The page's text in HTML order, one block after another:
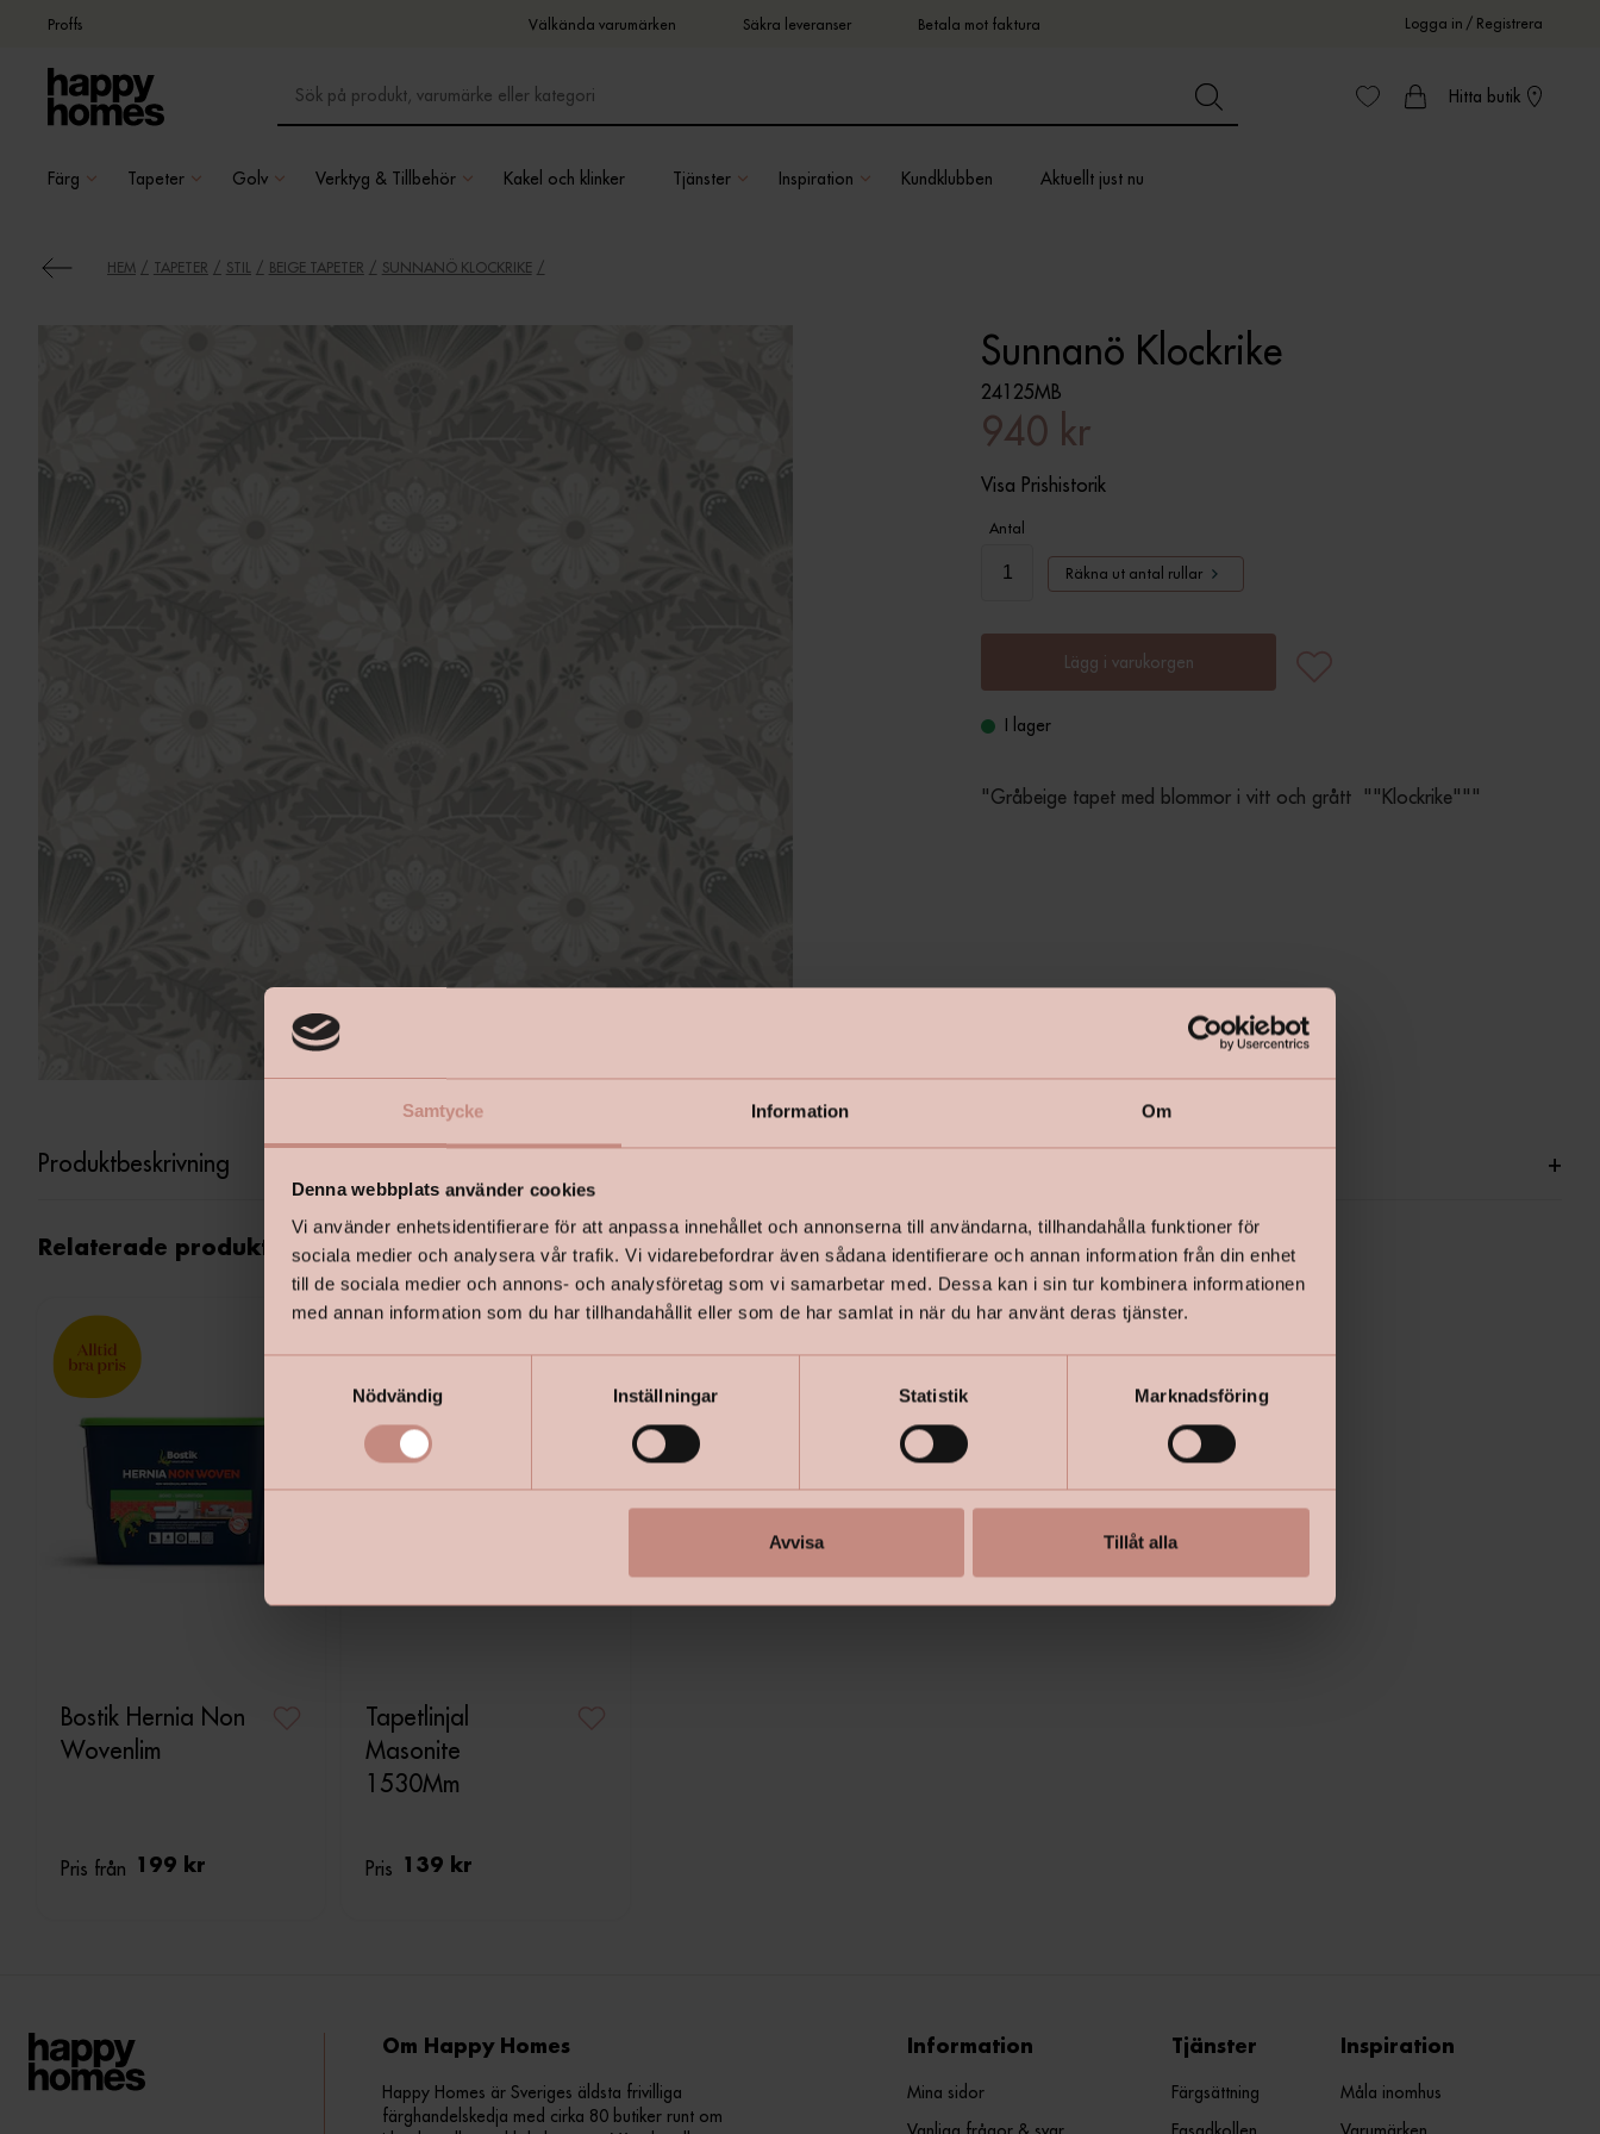
Samtycke Information Om
Denna webbplats använder cookies
Vi använder enhetsidentifierare för att anpassa innehållet och annonserna till användarna, tillhandahålla funktioner för
sociala medier och analysera vår trafik. Vi vidarebefordrar även sådana identifierare och annan information från din enhet
till de sociala medier och annons- och analysföretag som vi samarbetar med. Dessa kan i sin tur kombinera informationen
med annan information som du har tillhandahållit eller som de har samlat in när du har använt deras tjänster.
m
e
s
Nödvändig Inställningar Statistik Marknadsföring
Avvisa Tillåt alla
Proffs Välkända varumärken Säkra leveranser Betala mot faktura Logga in / Registrera
Hitta butik
Färg Tapeter Golv Verktyg & Tillbehör Kakel och klinker Tjänster Inspiration Kundklubben Aktuellt just nu
HEM TAPETER STIL BEIGE TAPETER SUNNANÖ KLOCKRIKE
Sunnanö Klockrike
24125MB
940 kr
Visa Prishistorik
Antal
Räkna ut antal rullar
Lägg i varukorgen
I lager
"Gråbeige tapet med blommor i vitt och grått  ""Klockrike"""
Produktbeskrivning +
Relaterade produkter
Bostik Hernia Non
Wovenlim
Pris från 199 kr
Tapetlinjal
Masonite
1530Mm
Pris 139 kr
Om Happy Homes
Happy Homes är Sveriges äldsta frivilliga
färghandelskedja med cirka 80 butiker runt om
Information
Mina sidor
Tjänster
Färgsättning
Inspiration
Måla inomhus